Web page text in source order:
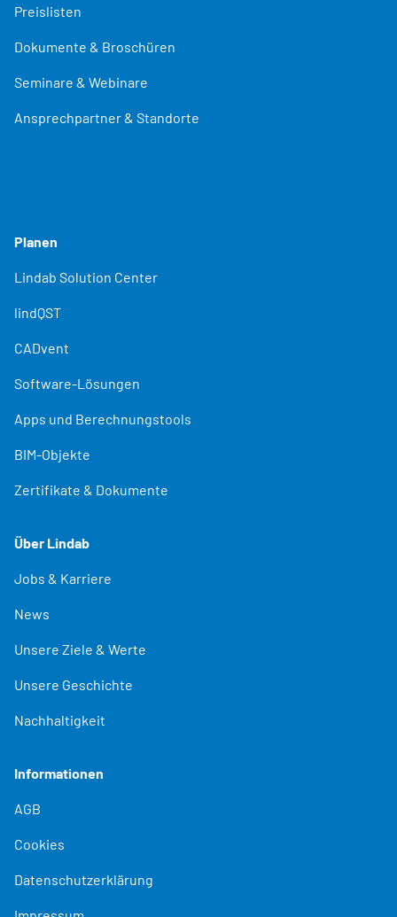
Preislisten
Dokumente & Broschüren
Seminare & Webinare
Ansprechpartner & Standorte
Planen
Lindab Solution Center
lindQST
CADvent
Software-Lösungen
Apps und Berechnungstools
BIM-Objekte
Zertifikate & Dokumente
Über Lindab
Jobs & Karriere
News
Unsere Ziele & Werte
Unsere Geschichte
Nachhaltigkeit
Informationen
AGB
Cookies
Datenschutzerklärung